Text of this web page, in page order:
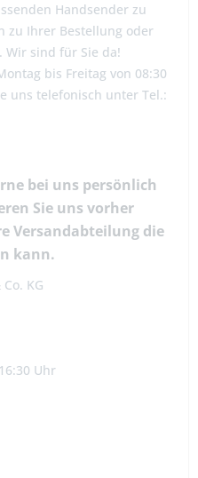
Handsender zu
zu Ihrer Bestellung oder
Wir sind für Sie da!
bis Freitag von 08:30
uns telefonisch unter Tel.:
bei uns persönlich
Sie uns vorher
Versandabteilung die
kann.
KG
Uhr